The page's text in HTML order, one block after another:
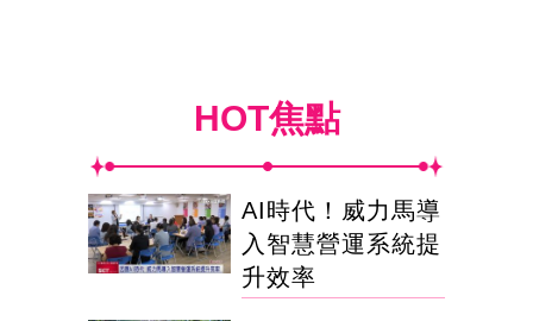
HOT焦點
AI時代！威力馬導
入智慧營運系統提
升效率